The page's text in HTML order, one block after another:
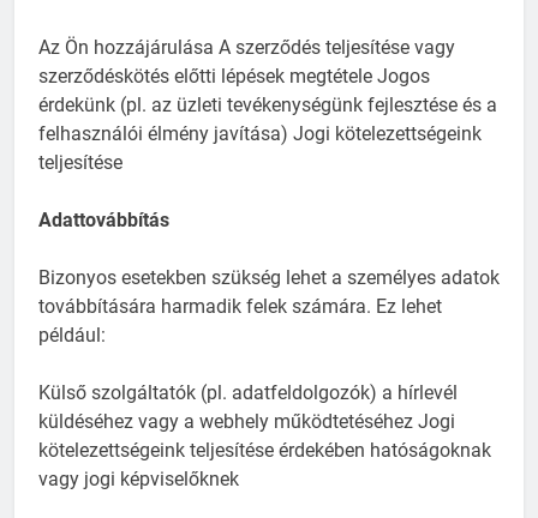
Az Ön hozzájárulása A szerződés teljesítése vagy
szerződéskötés előtti lépések megtétele Jogos
érdekünk (pl. az üzleti tevékenységünk fejlesztése és a
felhasználói élmény javítása) Jogi kötelezettségeink
teljesítése
Adattovábbítás
Bizonyos esetekben szükség lehet a személyes adatok
továbbítására harmadik felek számára. Ez lehet
például:
Külső szolgáltatók (pl. adatfeldolgozók) a hírlevél
küldéséhez vagy a webhely működtetéséhez Jogi
kötelezettségeink teljesítése érdekében hatóságoknak
vagy jogi képviselőknek